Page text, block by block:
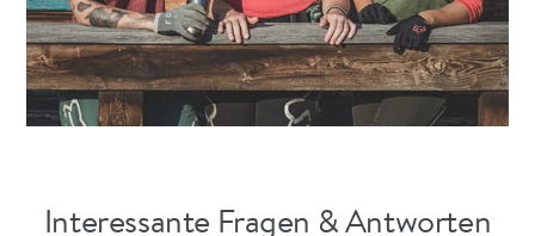
Interessante Fragen & Antworten